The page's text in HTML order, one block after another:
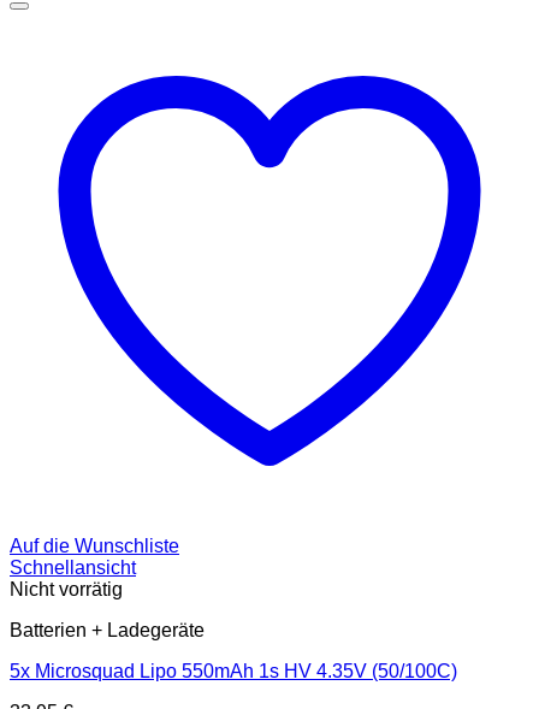
Auf die Wunschliste
Schnellansicht
Nicht vorrätig
Batterien + Ladegeräte
5x Microsquad Lipo 550mAh 1s HV 4.35V (50/100C)